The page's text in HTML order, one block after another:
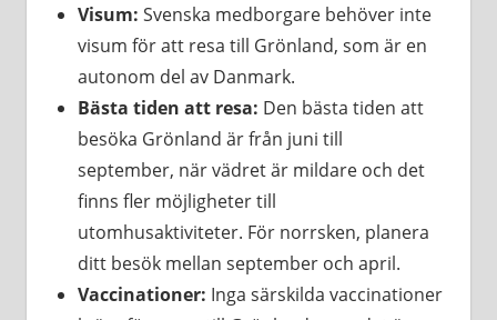
Visum: Svenska medborgare behöver inte
visum för att resa till Grönland, som är en
autonom del av Danmark.
Bästa tiden att resa: Den bästa tiden att
besöka Grönland är från juni till
september, när vädret är mildare och det
finns fler möjligheter till
utomhusaktiviteter. För norrsken, planera
ditt besök mellan september och april.
Vaccinationer: Inga särskilda vaccinationer